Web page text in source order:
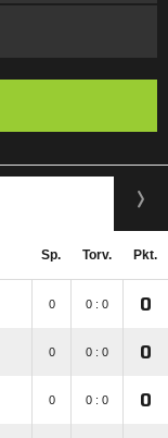
Sp. Torv. Pkt.
0 0 : 0 0
0 0 : 0 0
0 0 : 0 0